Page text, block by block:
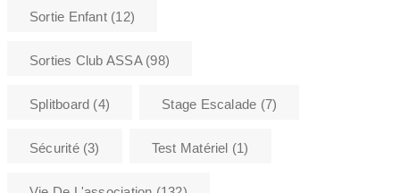
Sortie Enfant(12)
Sorties Club ASSA(98)
Splitboard (4) Stage Escalade (7)
Sécurité(3) Test Matériel (1)